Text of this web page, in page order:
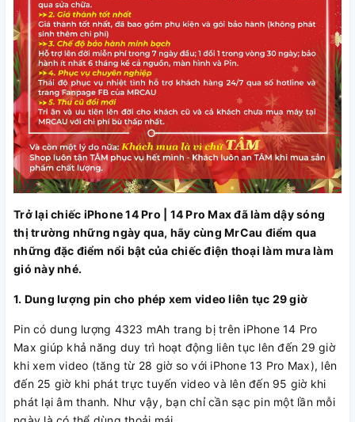
Trở lại chiếc iPhone 14 Pro | 14 Pro Max đã làm dậy sóng
thị trường những ngày qua, hãy cùng MrCau điểm qua
những đặc điểm nổi bật của chiếc điện thoại làm mưa làm
gió này nhé.
1. Dung lượng pin cho phép xem video liên tục 29 giờ
Pin có dung lượng 4323 mAh trang bị trên iPhone 14 Pro
Max giúp khả năng duy trì hoạt động liên tục lên đến 29 giờ
khi xem video (tăng từ 28 giờ so với iPhone 13 Pro Max), lên
đến 25 giờ khi phát trực tuyến video và lên đến 95 giờ khi
phát lại âm thanh. Như vậy, bạn chỉ cần sạc pin một lần mỗi